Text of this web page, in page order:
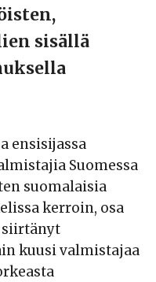
sisällä
ensisijassa
Suomessa
suomalaisia
kerroin, osa
kuusi valmistajaa